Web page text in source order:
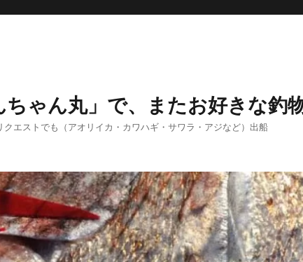
ゃん丸」で、またお好きな釣
エストでも（アオリイカ・カワハギ・サワラ・アジなど）出船